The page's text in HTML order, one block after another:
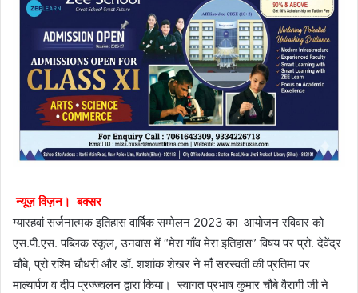
न्यूज़ विज़न। बक्सर
ग्यारहवां सर्जनात्मक इतिहास वार्षिक सम्मेलन 2023 का आयोजन रविवार को
एस.पी.एस. पब्लिक स्कूल, उनवास में “मेरा गाँव मेरा इतिहास” विषय पर प्रो. देवेंद्र
चौबे, प्रो रश्मि चौधरी और डॉ. शशांक शेखर ने माँ सरस्वती की प्रतिमा पर
माल्यार्पण व दीप प्रज्ज्वलन द्वारा किया। स्वागत प्रभाष कुमार चौबे वैरागी जी ने